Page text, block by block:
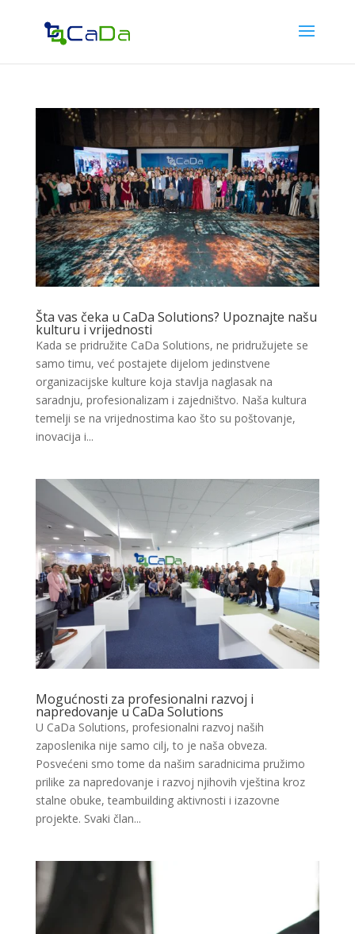
Šta vas čeka u CaDa Solutions? Upoznajte našu
kulturu i vrijednosti
Kada se pridružite CaDa Solutions, ne pridružujete se
samo timu, već postajete dijelom jedinstvene
organizacijske kulture koja stavlja naglasak na
saradnju, profesionalizam i zajedništvo. Naša kultura
temelji se na vrijednostima kao što su poštovanje,
inovacija i...
Mogućnosti za profesionalni razvoj i
napredovanje u CaDa Solutions
U CaDa Solutions, profesionalni razvoj naših
zaposlenika nije samo cilj, to je naša obveza.
Posvećeni smo tome da našim saradnicima pružimo
prilike za napredovanje i razvoj njihovih vještina kroz
stalne obuke, teambuilding aktivnosti i izazovne
projekte. Svaki član...